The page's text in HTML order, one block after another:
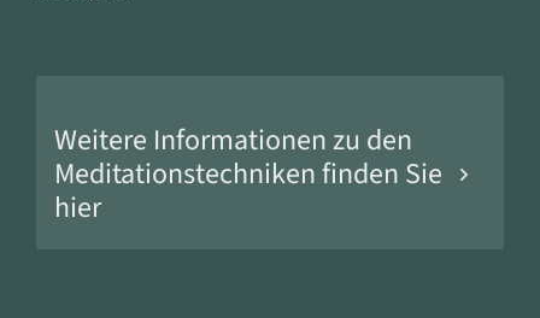
Weitere Informationen zu den
Meditationstechniken finden Sie
hier